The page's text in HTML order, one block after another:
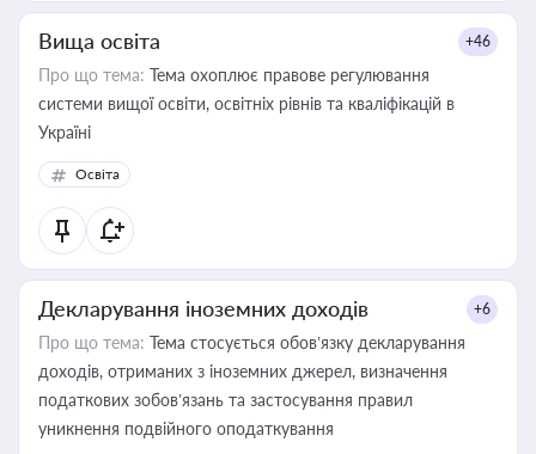
Вища освіта +46
Про що тема: Тема охоплює правове регулювання
системи вищої освіти, освітніх рівнів та кваліфікацій в
Україні
Освіта
Декларування іноземних доходів +6
Про що тема: Тема стосується обов’язку декларування
доходів, отриманих з іноземних джерел, визначення
податкових зобов’язань та застосування правил
уникнення подвійного оподаткування